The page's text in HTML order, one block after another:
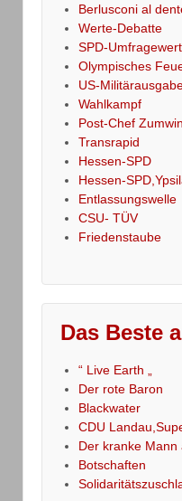
Berlusconi al
Werte-Debatte
SPD-
Olympisches
US-
Wahlkampf
Post-Chef
Transrapid
Hessen-SPD
Hessen-
Entlassungswelle
CSU- TÜV
Friedenstaube
Das Beste
“ Live Earth „
Der rote Baron
Blackwater
CDU
Der kranke
Botschaften